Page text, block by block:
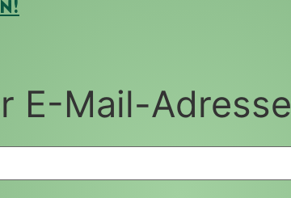
E-Mail-Adresse